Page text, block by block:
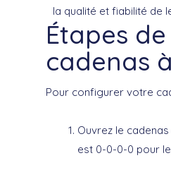
la qualité et fiabilité de
Étapes
cadenas
Pour configurer votre
Ouvrez le
est 0-0-0-0 pour